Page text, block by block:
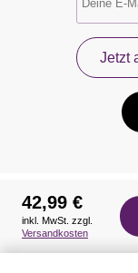
Jetzt
42,99 €
inkl. MwSt. zzgl.
Versandkosten